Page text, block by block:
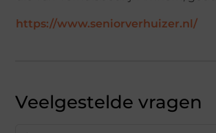
https://www.seniorverhuizer.nl/
Veelgestelde vragen